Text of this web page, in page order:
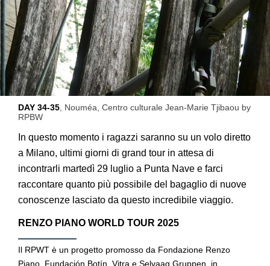
DAY 34-35, Nouméa, Centro culturale Jean-Marie Tjibaou by
RPBW
In questo momento i ragazzi saranno su un volo diretto
a Milano, ultimi giorni di grand tour in attesa di
incontrarli martedì 29 luglio a Punta Nave e farci
raccontare quanto più possibile del bagaglio di nuove
conoscenze lasciato da questo incredibile viaggio.
RENZO PIANO WORLD TOUR 2025
Il RPWT è un progetto promosso da Fondazione Renzo
Piano, Fundación Botín, Vitra e Selvaag Gruppen, in